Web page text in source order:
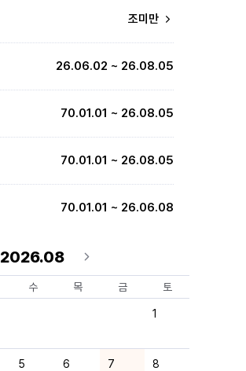
조미만
26.06.02 ~ 26.08.05
70.01.01 ~ 26.08.05
70.01.01 ~ 26.08.05
70.01.01 ~ 26.06.08
2026.08
수 목 금 토
1
5 6 7 8